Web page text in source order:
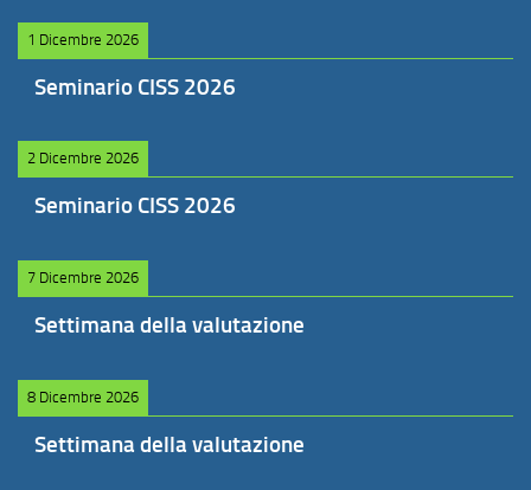
1 Dicembre 2026
Seminario CISS 2026
2 Dicembre 2026
Seminario CISS 2026
7 Dicembre 2026
Settimana della valutazione
8 Dicembre 2026
Settimana della valutazione